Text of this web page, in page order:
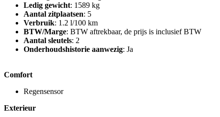
Ledig gewicht: 1589 kg
Aantal zitplaatsen: 5
Verbruik: 1.2 l/100 km
BTW/Marge: BTW aftrekbaar, de prijs is inclusief BTW
Aantal sleutels: 2
Onderhoudshistorie aanwezig: Ja
Comfort
Regensensor
Exterieur